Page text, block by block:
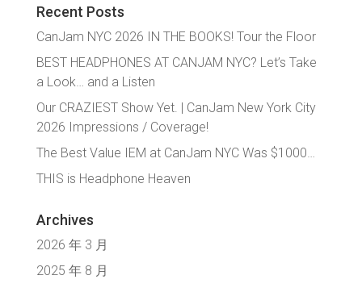
Recent Posts
CanJam NYC 2026 IN THE BOOKS! Tour the Floor
BEST HEADPHONES AT CANJAM NYC? Let’s Take
a Look… and a Listen
Our CRAZIEST Show Yet. | CanJam New York City
2026 Impressions / Coverage!
The Best Value IEM at CanJam NYC Was $1000…
THIS is Headphone Heaven
Archives
2026 年 3 月
2025 年 8 月